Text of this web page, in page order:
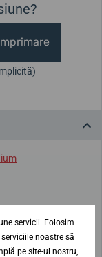
servicii. Folosim
noastre să
pe site-ul nostru,